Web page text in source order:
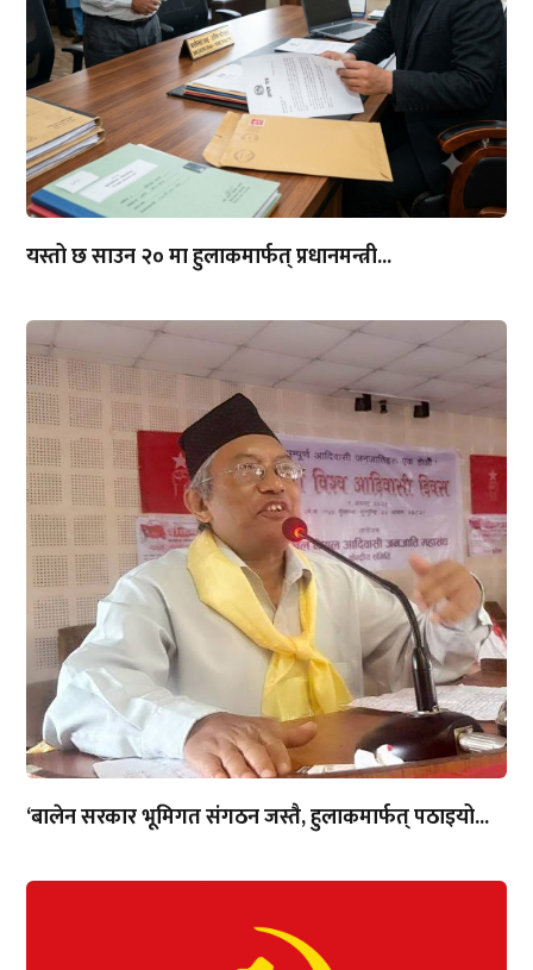
यस्तो छ साउन २० मा हुलाकमार्फत् प्रधानमन्त्री...
‘बालेन सरकार भूमिगत संगठन जस्तै, हुलाकमार्फत् पठाइयो...